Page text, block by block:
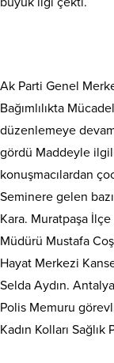
Ak Parti Genel
Bağımlılıkta
düzenlemeye
gördü Maddeyle
konuşmacılardan
Seminere gelen
Kara. Muratpaşa
Müdürü Mustafa
Hayat Merkezi
Selda Aydın.
Polis Memuru
Kadın Kolları